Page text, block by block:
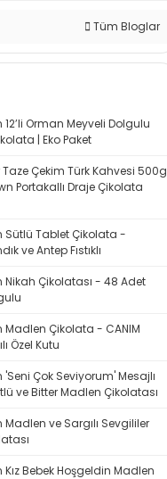
Tüm Bloglar
12’li Orman Meyveli Dolgulu
| Eko Paket
Çekim Türk Kahvesi 500g
Portakallı Draje Çikolata
Sütlü Tablet Çikolata -
ve Antep Fıstıklı
Nikah Çikolatası - 48 Adet
Madlen Çikolata - CANIM
Özel Kutu
'Seni Çok Seviyorum' Mesajlı
ve Bitter Madlen Çikolatası
Madlen ve Sargılı Sevgililer
Kız Bebek Hoşgeldin Madlen